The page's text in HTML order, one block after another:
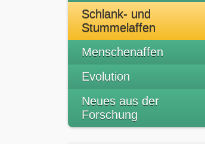
Schlank- und
Stummelaffen
Menschenaffen
Evolution
Neues aus der
Forschung